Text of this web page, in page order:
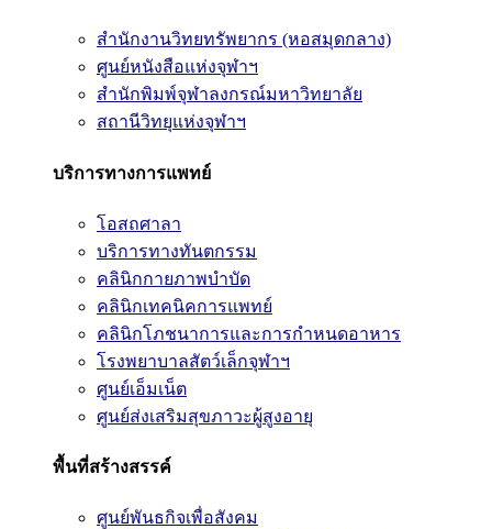
สำนักงานวิทยทรัพยากร (หอสมุดกลาง)
ศูนย์หนังสือแห่งจุฬาฯ
สำนักพิมพ์จุฬาลงกรณ์มหาวิทยาลัย
สถานีวิทยุแห่งจุฬาฯ
บริการทางการแพทย์
โอสถศาลา
บริการทางทันตกรรม
คลินิกกายภาพบำบัด
คลินิกเทคนิคการแพทย์
คลินิกโภชนาการและการกำหนดอาหาร
โรงพยาบาลสัตว์เล็กจุฬาฯ
ศูนย์เอ็มเน็ต
ศูนย์ส่งเสริมสุขภาวะผู้สูงอายุ
พื้นที่สร้างสรรค์
ศูนย์พันธกิจเพื่อสังคม